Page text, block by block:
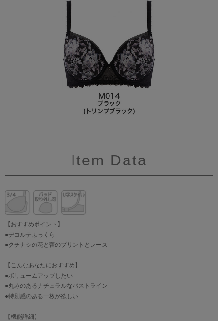
Item Data
【おすすめポイント】
●デコルテふっくら
●クチナシの花と蕾のプリントとレース
【こんなあなたにおすすめ】
●ボリュームアップしたい
●丸みのあるナチュラルなバストライン
●特別感のある一枚が欲しい
【機能詳細】